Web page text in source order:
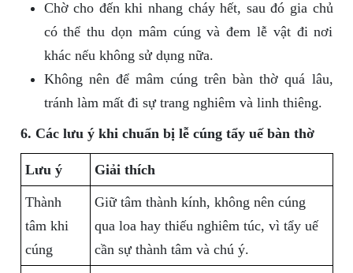
Chờ cho đến khi nhang cháy hết, sau đó gia chủ
có thể thu dọn mâm cúng và đem lễ vật đi nơi
khác nếu không sử dụng nữa.
Không nên để mâm cúng trên bàn thờ quá lâu,
tránh làm mất đi sự trang nghiêm và linh thiêng.
6. Các lưu ý khi chuẩn bị lễ cúng tẩy uế bàn thờ
Lưu ý Giải thích
Thành
tâm khi
cúng
Giữ tâm thành kính, không nên cúng
qua loa hay thiếu nghiêm túc, vì tẩy uế
cần sự thành tâm và chú ý.